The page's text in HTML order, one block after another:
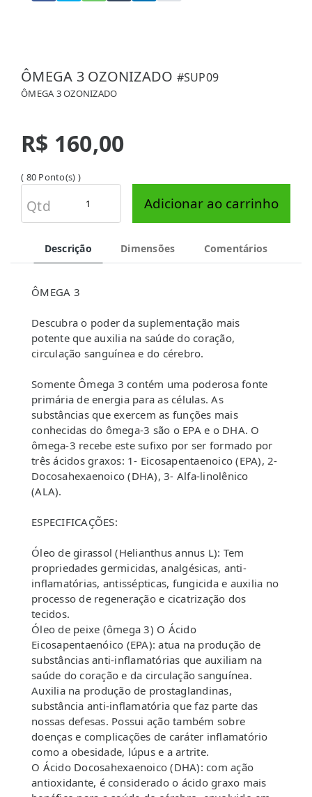
ÔMEGA 3 OZONIZADO #SUP09
ÔMEGA 3 OZONIZADO
R$ 160,00
( 80 Ponto(s) )
Qtd Adicionar ao carrinho
Descrição Dimensões Comentários
ÔMEGA 3
Descubra o poder da suplementação mais
potente que auxilia na saúde do coração,
circulação sanguínea e do cérebro.
Somente Ômega 3 contém uma poderosa fonte
primária de energia para as células. As
substâncias que exercem as funções mais
conhecidas do ômega-3 são o EPA e o DHA. O
ômega-3 recebe este sufixo por ser formado por
três ácidos graxos: 1- Eicosapentaenoico (EPA), 2-
Docosahexaenoico (DHA), 3- Alfa-linolênico
(ALA).
ESPECIFICAÇÕES:
Óleo de girassol (Helianthus annus L): Tem
propriedades germicidas, analgésicas, anti-
inflamatórias, antissépticas, fungicida e auxilia no
processo de regeneração e cicatrização dos
tecidos.
Óleo de peixe (ômega 3) O Ácido
Eicosapentaenóico (EPA): atua na produção de
substâncias anti-inflamatórias que auxiliam na
saúde do coração e da circulação sanguínea.
Auxilia na produção de prostaglandinas,
substância anti-inflamatória que faz parte das
nossas defesas. Possui ação também sobre
doenças e complicações de caráter inflamatório
como a obesidade, lúpus e a artrite.
O Ácido Docosahexaenoico (DHA): com ação
antioxidante, é considerado o ácido graxo mais